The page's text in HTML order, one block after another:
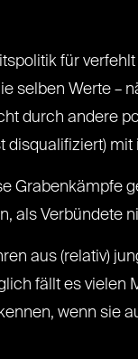
für
selben Werte
durch andere
disqualifiziert) mit
Grabenkämpfe
als
aus (relativ)
fällt es
wenn